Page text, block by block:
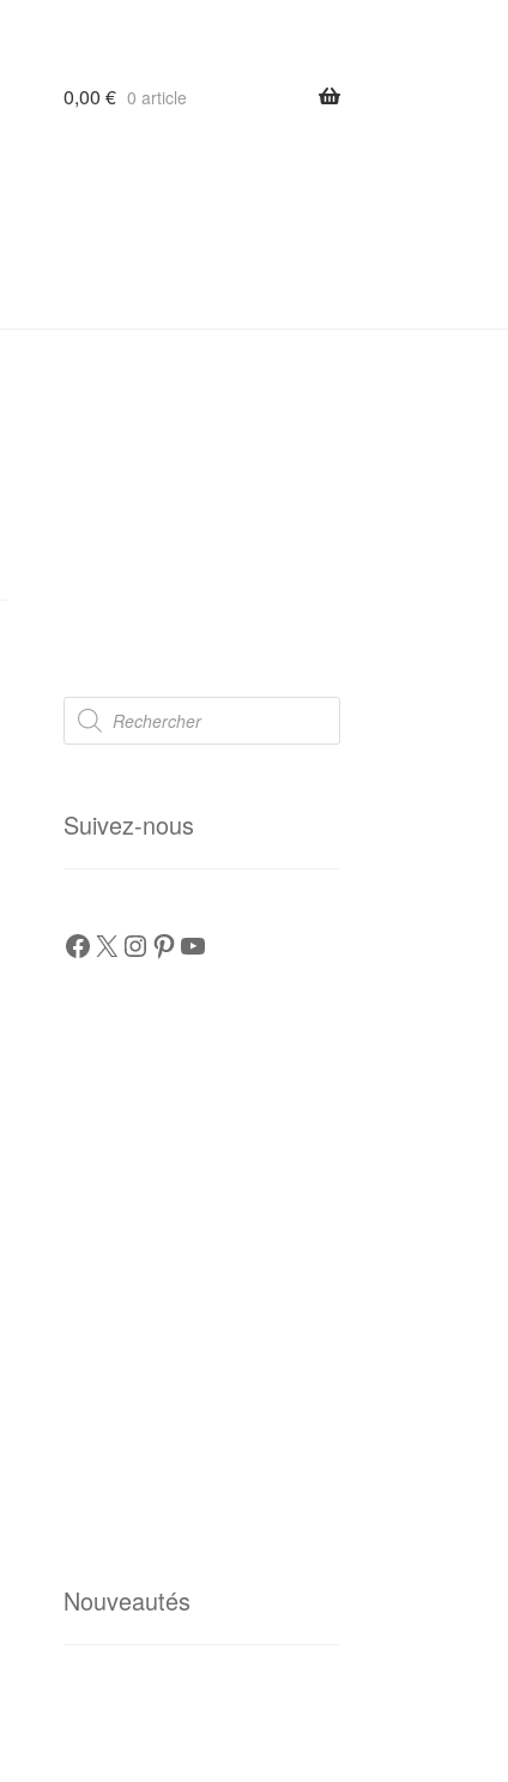
0,00 € 0 article
Recherche
de
produits
Suivez-nous
Facebook
X Instagram
Pinterest
YouTube
Nouveautés